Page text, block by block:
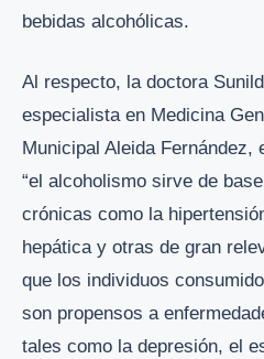
bebidas alcohólicas.
Al respecto, la doctora
especialista en Medicina
Municipal Aleida Fernández,
“el alcoholismo sirve de
crónicas como la
hepática y otras de gran
que los individuos
son propensos a
tales como la depresión, el